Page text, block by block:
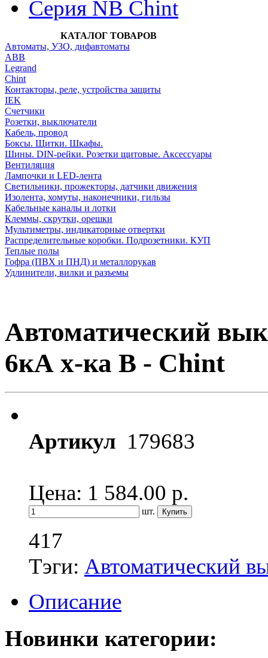
Серия NB Chint
КАТАЛОГ ТОВАРОВ
Автоматы, УЗО, дифавтоматы
АВВ
Legrand
Chint
Контакторы, реле, устройства защиты
IEK
Счетчики
Розетки, выключатели
Кабель, провод
Боксы. Щитки. Шкафы.
Шины. DIN-рейки. Розетки щитовые. Аксессуары
Вентиляция
Лампочки и LED-лента
Светильники, прожекторы, датчики движения
Изолента, хомуты, наконечники, гильзы
Кабельные каналы и лотки
Клеммы, скрутки, орешки
Мультиметры, индикаторные отвертки
Распределительные коробки. Подрозетники. КУП
Теплые полы
Гофра (ПВХ и ПНД) и металлорукав
Удлинители, вилки и разъемы
Автоматический
6кА х-ка B - Chint
Артикул 179683
Цена: 1 584.00 р.
шт.
417
Тэги: Автоматический
Описание
Новинки категории: